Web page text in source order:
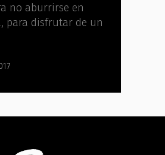
no aburrirse en
para disfrutar de un